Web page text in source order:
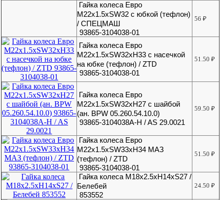
Гайка колеса Евро
М22х1.5хSW32 с юбкой (тефлон)
/ СПЕЦМАШ
93865-3104038-01
56₽
Гайка колеса Евро
М22х1.5хSW32xH33 с насечкой
на юбке (тефлон) / ZTD
93865-3104038-01
51.50₽
Гайка колеса Евро
М22х1.5хSW32хH27 с шайбой
(ан. BPW 05.260.54.10.0)
93865-3104038A-H / AS 29.0021
59.50₽
Гайка колеса Евро
М22х1.5хSW33xH34 МАЗ
(тефлон) / ZTD
93865-3104038-01
51.50₽
Гайка колеса М18х2.5хH14хS27 /
Белебей
853552
24.50₽